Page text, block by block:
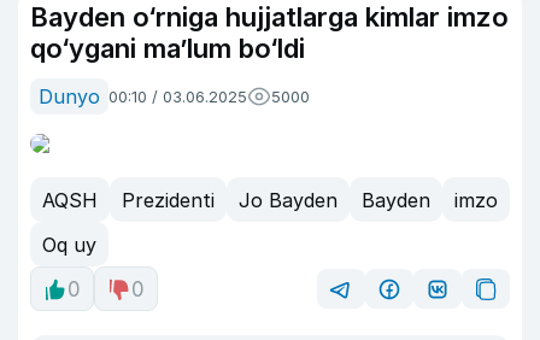
Bayden o‘rniga hujjatlarga kimlar imzo
qo‘ygani ma’lum bo‘ldi
Dunyo 00:10 / 03.06.2025 5000
AQSH Prezidenti Jo Bayden Bayden
imzo
Oq uy
0
0